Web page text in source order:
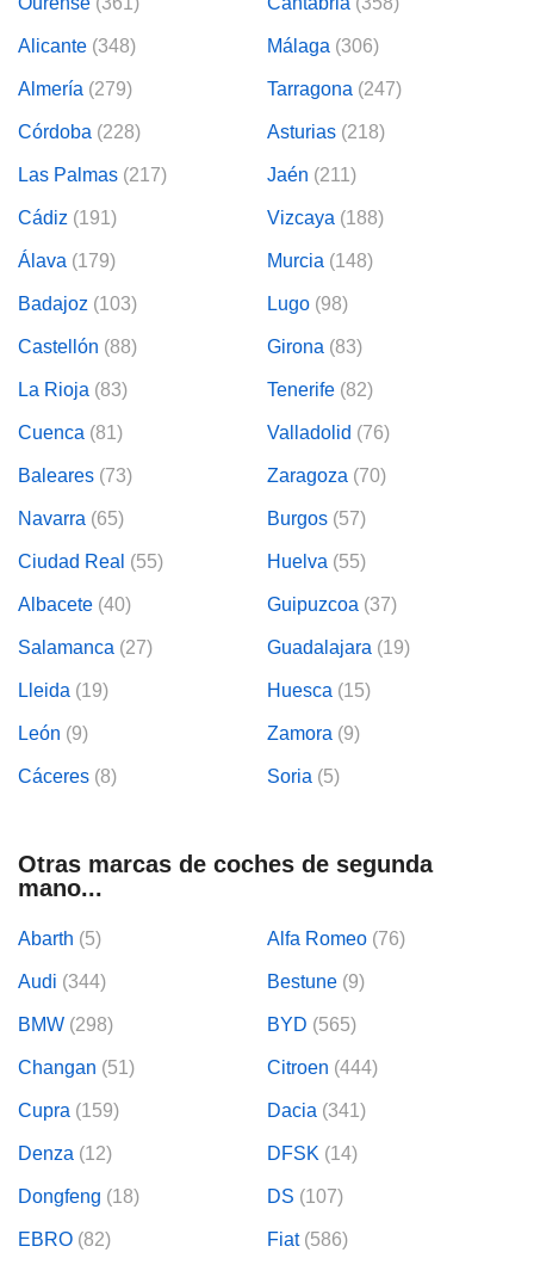
Alicante (348) Málaga (306)
Almería (279) Tarragona (247)
Córdoba (228) Asturias (218)
Las Palmas (217) Jaén (211)
Cádiz (191) Vizcaya (188)
Álava (179) Murcia (148)
Badajoz (103) Lugo (98)
Castellón (88) Girona (83)
La Rioja (83) Tenerife (82)
Cuenca (81) Valladolid (76)
Baleares (73) Zaragoza (70)
Navarra (65) Burgos (57)
Ciudad Real (55) Huelva (55)
Albacete (40) Guipuzcoa (37)
Salamanca (27) Guadalajara (19)
Lleida (19) Huesca (15)
León (9) Zamora (9)
Cáceres (8) Soria (5)
Otras marcas de coches de segunda
mano...
Abarth (5) Alfa Romeo (76)
Audi (344) Bestune (9)
BMW (298) BYD (565)
Changan (51) Citroen (444)
Cupra (159) Dacia (341)
Denza (12) DFSK (14)
Dongfeng (18) DS (107)
EBRO (82) Fiat(586)